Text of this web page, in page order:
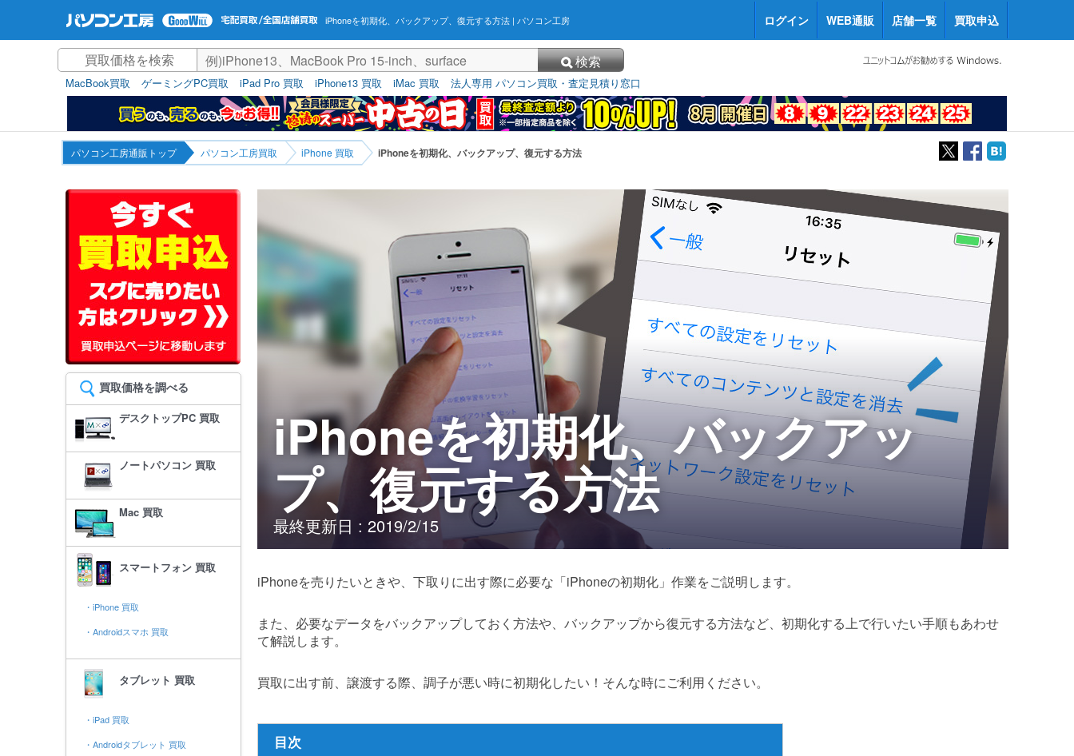
iPhoneを初期化、バックアップ、復元する方法 | パソコン工房 ログイン WEB通販 店舗一覧 買取申込
検索
MacBook買取 ゲーミングPC買取 iPad Pro 買取 iPhone13 買取 iMac 買取 法人専用 パソコン買取・査定見積り窓口
パソコン工房通販トップ パソコン工房買取 iPhone 買取 iPhoneを初期化、バックアップ、復元する方法
iPhoneを初期化、バックアッ
プ、復元する方法
最終更新日 : 2019/2/15
iPhoneを売りたいときや、下取りに出す際に必要な「iPhoneの初期化」作業をご説明します。
また、必要なデータをバックアップしておく方法や、バックアップから復元する方法など、初期化する上で行いたい手順もあわせ
て解説します。
買取に出す前、譲渡する際、調子が悪い時に初期化したい！そんな時にご利用ください。
目次
買取価格を調べる
デスクトップPC 買取
ノートパソコン 買取
Mac 買取
スマートフォン 買取
・iPhone 買取
・Androidスマホ 買取
タブレット 買取
・iPad 買取
・Androidタブレット 買取